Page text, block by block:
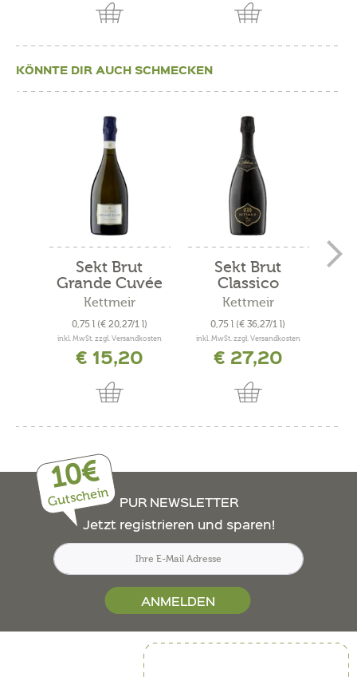
KÖNNTE DIR AUCH SCHMECKEN
Sekt Brut
Grande Cuvée
Kettmeir
0,75 l (€ 20,27/1 l)
inkl. MwSt. zzgl. Versandkosten
€ 15,20
Sekt Brut
Classico
Millesime...
Kettmeir
0,75 l (€ 36,27/1 l)
inkl. MwSt. zzgl. Versandkosten
€ 27,20
10€
Gutschein
PUR NEWSLETTER
Jetzt registrieren und sparen!
ANMELDEN